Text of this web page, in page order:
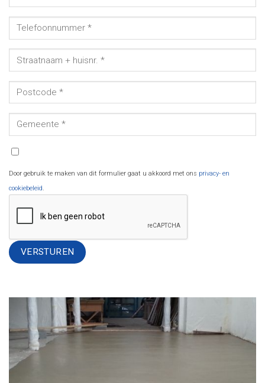
Door gebruik te maken van dit formulier gaat u akkoord met ons privacy- en
cookiebeleid.